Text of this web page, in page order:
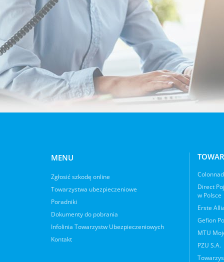
MENU
Zgłosić szkodę online
Towarzystwa ubezpieczeniowe
Poradniki
Dokumenty do pobrania
Infolinia Towarzystw Ubezpieczeniowych
Kontakt
Direct
w Polsce
Erste
Gefion
MTU
PZU S.A.